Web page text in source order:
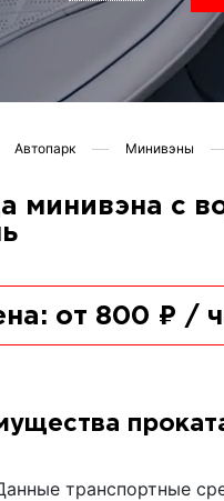
Автопарк Минивэны
минивэна с
от 800 ₽ /
транспортные